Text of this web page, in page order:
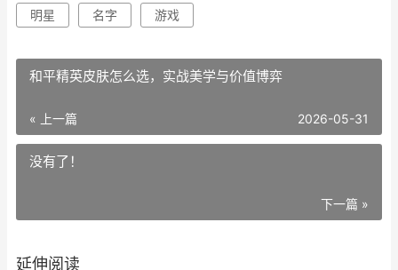
明星 名字 游戏
和平精英皮肤怎么选，实战美学与价值博弈
« 上一篇 2026-05-31
没有了！
下一篇 »
延伸阅读